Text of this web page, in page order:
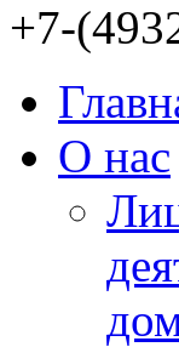
+7-
О нас